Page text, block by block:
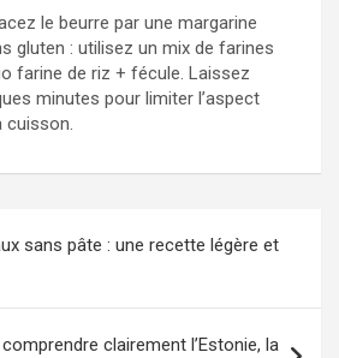
le beurre par une margarine
gluten : utilisez un mix de farines
farine de riz + fécule. Laissez
minutes pour limiter l’aspect
cuisson.
sans pâte : une recette légère et
clairement l’Estonie, la